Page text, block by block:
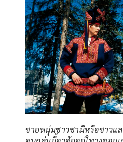
ชายหนุ่มชาวซามีหรือชาวแ